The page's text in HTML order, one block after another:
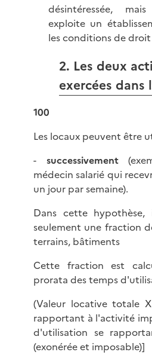
désintéressée,
exploite un
les conditions de
2. Les deux
exercées dans
100
Les locaux peuvent être
- successivement
médecin salarié qui
un jour par semaine).
Dans cette
seulement une fraction
terrains, bâtiments
Cette fraction est
prorata des temps
(Valeur locative totale
rapportant à l'activité
d'utilisation se
(exonérée et imposable)]